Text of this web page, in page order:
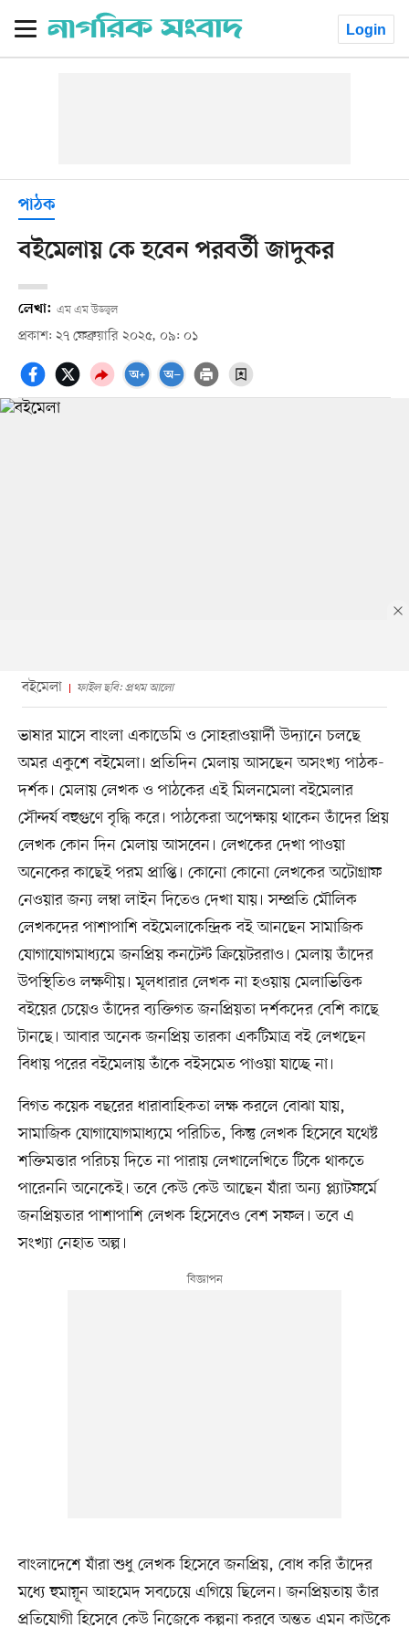
Login
পাঠক
বইমেলায় কে হবেন পরবর্তী জাদুকর
লেখা: এম এম উজ্জ্বল
প্রকাশ: ২৭ ফেব্রুয়ারি ২০২৫, ০৯: ০১
বইমেলা ফাইল ছবি: প্রথম আলো
ভাষার মাসে বাংলা একাডেমি ও সোহরাওয়ার্দী উদ্যানে চলছে
অমর একুশে বইমেলা। প্রতিদিন মেলায় আসছেন অসংখ্য পাঠক-
দর্শক। মেলায় লেখক ও পাঠকের এই মিলনমেলা বইমেলার
সৌন্দর্য বহুগুণে বৃদ্ধি করে। পাঠকেরা অপেক্ষায় থাকেন তাঁদের প্রিয়
লেখক কোন দিন মেলায় আসবেন। লেখকের দেখা পাওয়া
অনেকের কাছেই পরম প্রাপ্তি। কোনো কোনো লেখকের অটোগ্রাফ
নেওয়ার জন্য লম্বা লাইন দিতেও দেখা যায়। সম্প্রতি মৌলিক
লেখকদের পাশাপাশি বইমেলাকেন্দ্রিক বই আনছেন সামাজিক
যোগাযোগমাধ্যমে জনপ্রিয় কনটেন্ট ক্রিয়েটররাও। মেলায় তাঁদের
উপস্থিতিও লক্ষণীয়। মূলধারার লেখক না হওয়ায় মেলাভিত্তিক
বইয়ের চেয়েও তাঁদের ব্যক্তিগত জনপ্রিয়তা দর্শকদের বেশি কাছে
টানছে। আবার অনেক জনপ্রিয় তারকা একটিমাত্র বই লেখছেন
বিধায় পরের বইমেলায় তাঁকে বইসমেত পাওয়া যাচ্ছে না।
বিগত কয়েক বছরের ধারাবাহিকতা লক্ষ করলে বোঝা যায়,
সামাজিক যোগাযোগমাধ্যমে পরিচিত, কিন্তু লেখক হিসেবে যথেষ্ট
শক্তিমত্তার পরিচয় দিতে না পারায় লেখালেখিতে টিকে থাকতে
পারেননি অনেকেই। তবে কেউ কেউ আছেন যাঁরা অন্য প্ল্যাটফর্মে
জনপ্রিয়তার পাশাপাশি লেখক হিসেবেও বেশ সফল। তবে এ
সংখ্যা নেহাত অল্প।
বাংলাদেশে যাঁরা শুধু লেখক হিসেবে জনপ্রিয়, বোধ করি তাঁদের
মধ্যে হুমায়ূন আহমেদ সবচেয়ে এগিয়ে ছিলেন। জনপ্রিয়তায় তাঁর
প্রতিযোগী হিসেবে কেউ নিজেকে কল্পনা করবে অন্তত এমন কাউকে